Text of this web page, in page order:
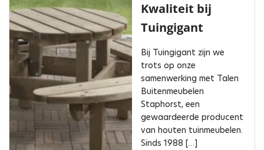
Kwaliteit bij
Tuingigant
Bij Tuingigant zijn we
trots op onze
samenwerking met Talen
Buitenmeubelen
Staphorst, een
gewaardeerde producent
van houten tuinmeubelen.
Sinds 1988 […]